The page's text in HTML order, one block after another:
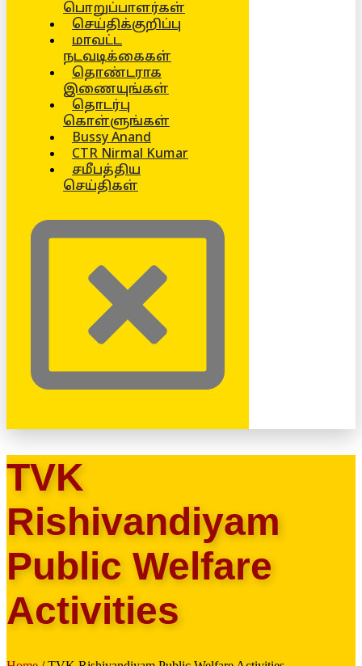
பொறுப்பாளர்கள்
செய்திக்குறிப்பு
மாவட்ட
நடவடிக்கைகள்
தொண்டராக
இணையுங்கள்
தொடர்பு
கொள்ளுங்கள்
Bussy Anand
CTR Nirmal Kumar
சமீபத்திய
செய்திகள்
TVK
Rishivandiyam
Public Welfare
Activities